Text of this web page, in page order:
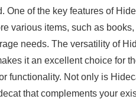
of the key features of
various items, such as
needs. The versatility of
it an excellent choice for
functionality. Not only is
that complements your